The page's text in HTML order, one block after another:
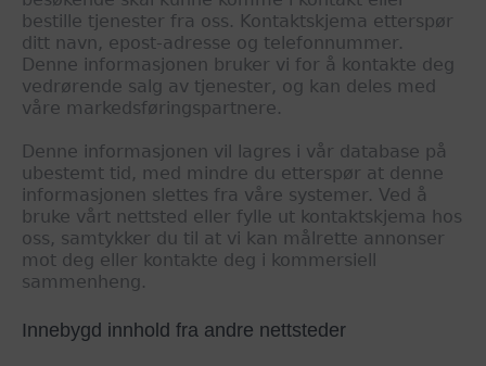
bestille tjenester fra oss. Kontaktskjema etterspør
ditt navn, epost-adresse og telefonnummer.
Denne informasjonen bruker vi for å kontakte deg
vedrørende salg av tjenester, og kan deles med
våre markedsføringspartnere.
Denne informasjonen vil lagres i vår database på
ubestemt tid, med mindre du etterspør at denne
informasjonen slettes fra våre systemer. Ved å
bruke vårt nettsted eller fylle ut kontaktskjema hos
oss, samtykker du til at vi kan målrette annonser
mot deg eller kontakte deg i kommersiell
sammenheng.
Innebygd innhold fra andre nettsteder